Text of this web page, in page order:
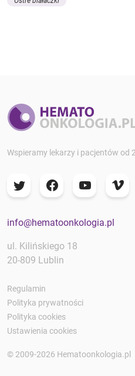
Wspieramy lekarzy i pacjentów od
info@hematoonkologia.pl
ul. Kilińskiego 18
20-809 Lublin
Regulamin
Polityka prywatności
Polityka cookies
Ustawienia cookies
© 2009-2026 Hematoonkologia.pl